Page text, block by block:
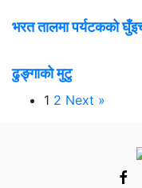
भरत तालमा पर्यटकको
ढुङ्गाको मुटु
1 2 Next »